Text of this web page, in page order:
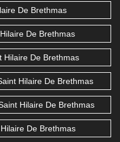
De Brethmas
De Brethmas
Hilaire De Brethmas
Hilaire De Brethmas
Hilaire De Brethmas
De Brethmas